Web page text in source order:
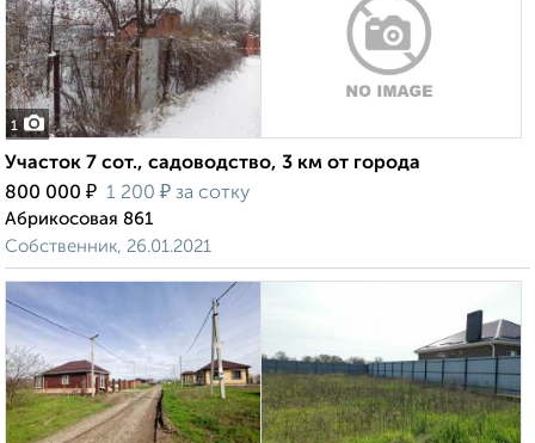
1
Участок 7 сот., садоводство, 3 км от города
800 000 ₽ 1 200 ₽ за сотку
Абрикосовая 861
Собственник, 26.01.2021